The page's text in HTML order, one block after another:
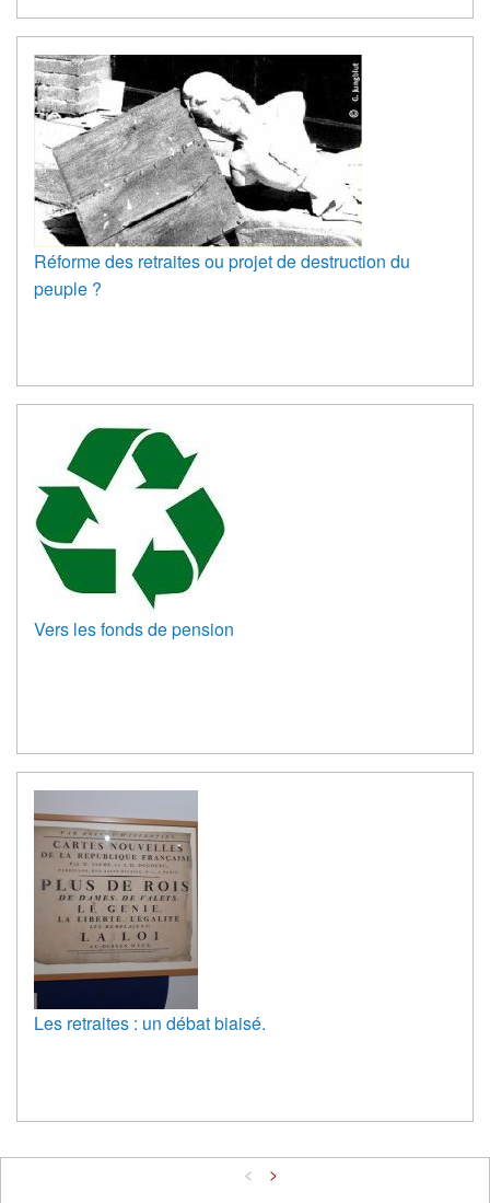
Réforme des retraites ou projet de destruction du
peuple ?
Vers les fonds de pension
Les retraites : un débat biaisé.
< >